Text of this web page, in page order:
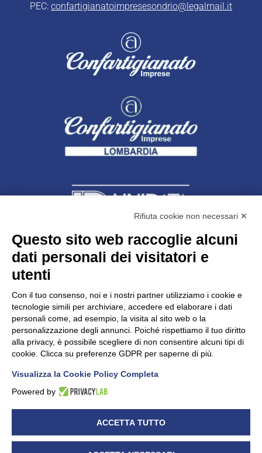
PEC: confartigianatoimpresesondrio@legalmail.it
Unidata s.r.lcon unico socio
Largo dell’Artigianato, 1 - 23100 Sondrio
C.F. 00481790145 - N.REA SO-36426
PEC: unidata.sondrio@legalmail.it
Cap. soc. euro 100.000,00 i.v.
UNIDATA - Informativa privacy (per i clienti)
UNIDATA - Whistleblowing
Rifiuta cookie non necessari ✕
Questo sito web raccoglie alcuni
dati personali dei visitatori e
utenti
Con il tuo consenso, noi e i nostri partner utilizziamo i cookie e
tecnologie simili per archiviare, accedere ed elaborare i dati
personali come, ad esempio, la visita al sito web o la
personalizzazione degli annunci. Poiché rispettiamo il tuo diritto
alla privacy, è possibile scegliere di non consentire alcuni tipi di
cookie. Clicca su preferenze GDPR per saperne di più.
Visualizza la Cookie Policy Completa
Powered by
ACCETTA TUTTO